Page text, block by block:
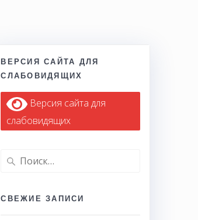
ВЕРСИЯ САЙТА ДЛЯ
СЛАБОВИДЯЩИХ
Версия сайта для
слабовидящих
Найти:
СВЕЖИЕ ЗАПИСИ